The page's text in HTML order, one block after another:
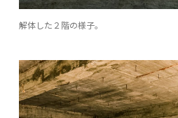
解体した２階の様子。